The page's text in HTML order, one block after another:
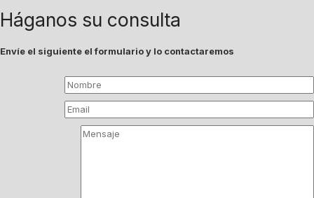
Háganos su consulta
Envíe el siguiente el formulario y lo contactaremos